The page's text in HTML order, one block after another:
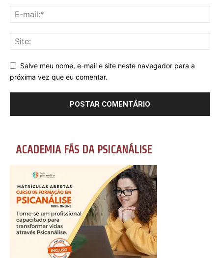
Salve meu nome, e-mail e site neste navegador para a
próxima vez que eu comentar.
ACADEMIA FÃS DA PSICANÁLISE